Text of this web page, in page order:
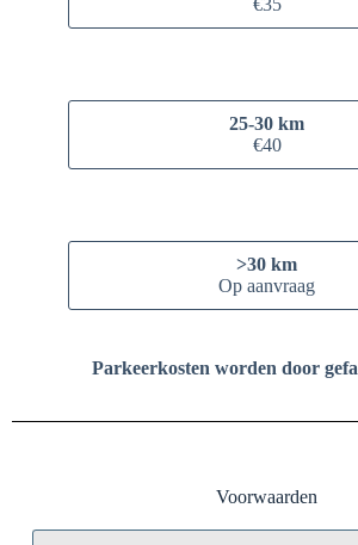
€35
25-30 km
€40
>30 km
Op aanvraag
Parkeerkosten worden door
Voorwaarden